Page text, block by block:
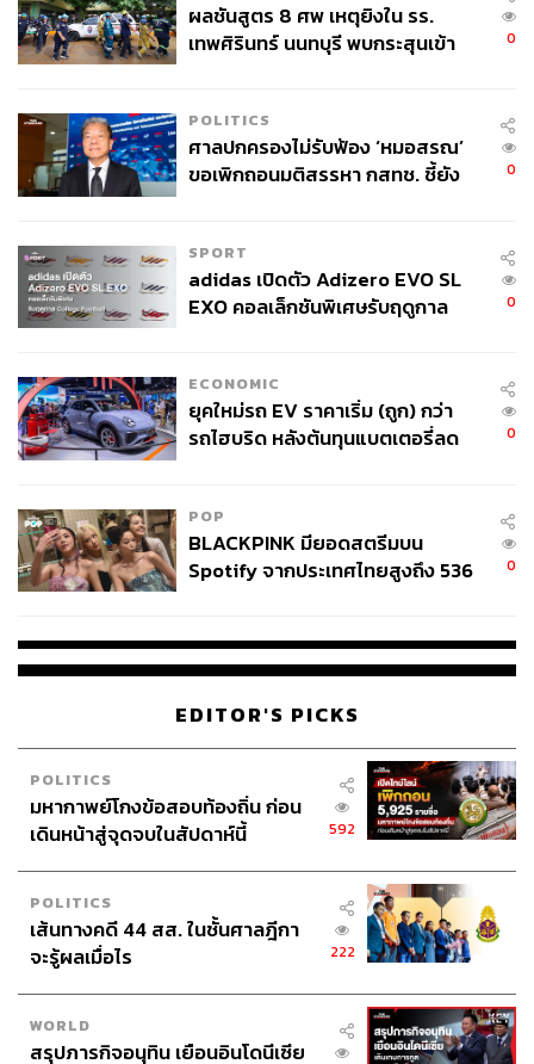
ผลชันสูตร 8 ศพ เหตุยิงใน รร.
เทพศิรินทร์ นนทบุรี พบกระสุนเข้า
0
POLITICS
ศาลปกครองไม่รับฟ้อง ‘หมอสรณ’
ขอเพิกถอนมติสรรหา กสทช. ชี้ยัง
0
SPORT
adidas เปิดตัว Adizero EVO SL
EXO คอลเล็กชันพิเศษรับฤดูกาล
0
ECONOMIC
ยุคใหม่รถ EV ราคาเริ่ม (ถูก) กว่า
รถไฮบริด หลังต้นทุนแบตเตอรี่ลด
0
POP
BLACKPINK มียอดสตรีมบน
Spotify จากประเทศไทยสูงถึง 536
0
EDITOR'S PICKS
POLITICS
มหากาพย์โกงข้อสอบท้องถิ่น ก่อน
เดินหน้าสู่จุดจบในสัปดาห์นี้
592
POLITICS
เส้นทางคดี 44 สส. ในชั้นศาลฎีกา
จะรู้ผลเมื่อไร
222
WORLD
สรุปภารกิจอนุทิน เยือนอินโดนีเซีย